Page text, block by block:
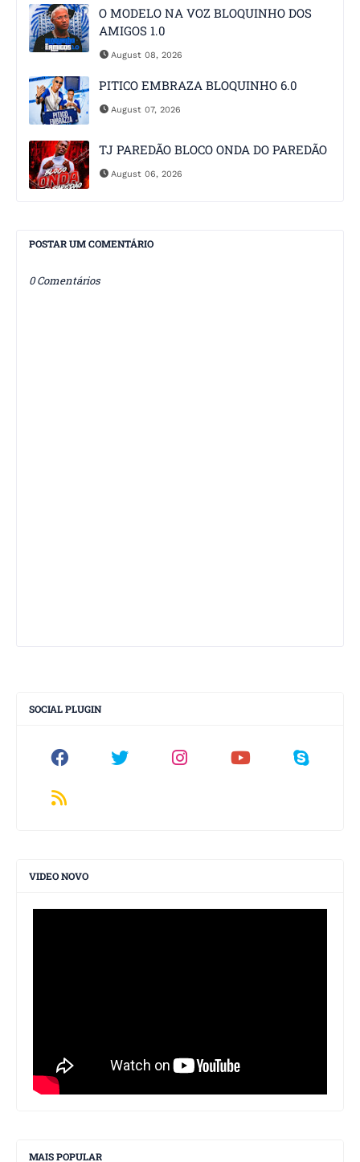
O MODELO NA VOZ BLOQUINHO DOS
AMIGOS 1.0
August 08, 2026
PITICO EMBRAZA BLOQUINHO 6.0
August 07, 2026
TJ PAREDÃO BLOCO ONDA DO PAREDÃO
August 06, 2026
POSTAR UM COMENTÁRIO
0 Comentários
SOCIAL PLUGIN
VIDEO NOVO
MAIS POPULAR